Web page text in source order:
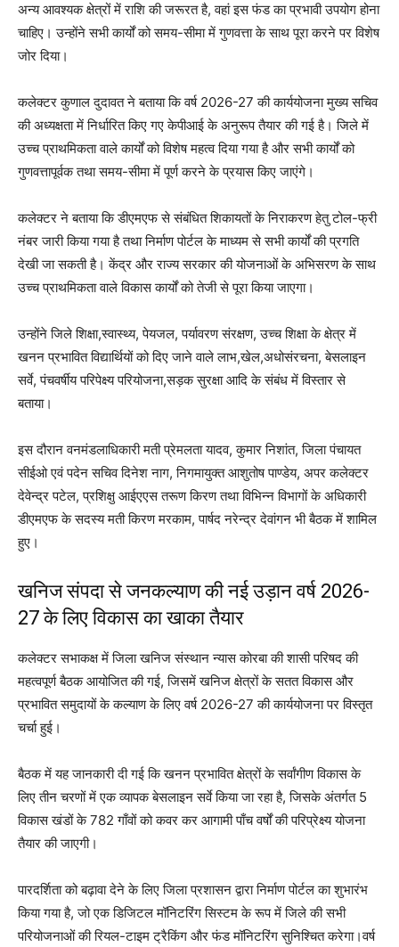
अन्य आवश्यक क्षेत्रों में राशि की जरूरत है, वहां इस फंड का प्रभावी उपयोग होना
चाहिए। उन्होंने सभी कार्यों को समय-सीमा में गुणवत्ता के साथ पूरा करने पर विशेष
जोर दिया।
कलेक्टर कुणाल दुदावत ने बताया कि वर्ष 2026-27 की कार्ययोजना मुख्य सचिव
की अध्यक्षता में निर्धारित किए गए केपीआई के अनुरूप तैयार की गई है। जिले में
उच्च प्राथमिकता वाले कार्यों को विशेष महत्व दिया गया है और सभी कार्यों को
गुणवत्तापूर्वक तथा समय-सीमा में पूर्ण करने के प्रयास किए जाएंगे।
कलेक्टर ने बताया कि डीएमएफ से संबंधित शिकायतों के निराकरण हेतु टोल-फ्री
नंबर जारी किया गया है तथा निर्माण पोर्टल के माध्यम से सभी कार्यों की प्रगति
देखी जा सकती है। केंद्र और राज्य सरकार की योजनाओं के अभिसरण के साथ
उच्च प्राथमिकता वाले विकास कार्यों को तेजी से पूरा किया जाएगा।
उन्होंने जिले शिक्षा,स्वास्थ्य, पेयजल, पर्यावरण संरक्षण, उच्च शिक्षा के क्षेत्र में
खनन प्रभावित विद्यार्थियों को दिए जाने वाले लाभ,खेल,अधोसंरचना, बेसलाइन
सर्वे, पंचवर्षीय परिपेक्ष्य परियोजना,सड़क सुरक्षा आदि के संबंध में विस्तार से
बताया।
इस दौरान वनमंडलाधिकारी मती प्रेमलता यादव, कुमार निशांत, जिला पंचायत
सीईओ एवं पदेन सचिव दिनेश नाग, निगमायुक्त आशुतोष पाण्डेय, अपर कलेक्टर
देवेन्द्र पटेल, प्रशिक्षु आईएएस तरूण किरण तथा विभिन्न विभागों के अधिकारी
डीएमएफ के सदस्य मती किरण मरकाम, पार्षद नरेन्द्र देवांगन भी बैठक में शामिल
हुए।
खनिज संपदा से जनकल्याण की नई उड़ान वर्ष 2026-
27 के लिए विकास का खाका तैयार
कलेक्टर सभाकक्ष में जिला खनिज संस्थान न्यास कोरबा की शासी परिषद की
महत्वपूर्ण बैठक आयोजित की गई, जिसमें खनिज क्षेत्रों के सतत विकास और
प्रभावित समुदायों के कल्याण के लिए वर्ष 2026-27 की कार्ययोजना पर विस्तृत
चर्चा हुई।
बैठक में यह जानकारी दी गई कि खनन प्रभावित क्षेत्रों के सर्वांगीण विकास के
लिए तीन चरणों में एक व्यापक बेसलाइन सर्वे किया जा रहा है, जिसके अंतर्गत 5
विकास खंडों के 782 गाँवों को कवर कर आगामी पाँच वर्षों की परिप्रेक्ष्य योजना
तैयार की जाएगी।
पारदर्शिता को बढ़ावा देने के लिए जिला प्रशासन द्वारा निर्माण पोर्टल का शुभारंभ
किया गया है, जो एक डिजिटल मॉनिटरिंग सिस्टम के रूप में जिले की सभी
परियोजनाओं की रियल-टाइम ट्रैकिंग और फंड मॉनिटरिंग सुनिश्चित करेगा।वर्ष